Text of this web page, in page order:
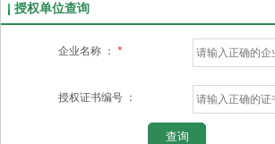
授权单位查询
企业名称 ：*
授权证书编号 ：
查询